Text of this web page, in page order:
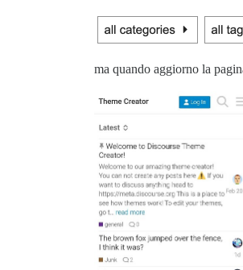
ma quando aggiorno la